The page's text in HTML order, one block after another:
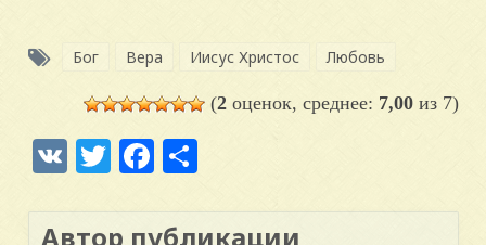
Бог Вера Иисус Христос Любовь
(2 оценок, среднее: 7,00 из 7)
VK TwitterFacebook
Автор публикации